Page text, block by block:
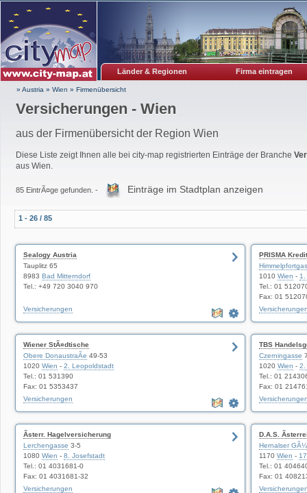
Länder & Regionen Firma eintragen
» Austria » Wien » Firmenübersicht
Versicherungen - Wien
aus der Firmenübersicht der Region Wien
Diese Liste zeigt Ihnen alle bei city-map registrierten Einträge der Branche
aus Wien.
85 EintrÃ¤ge gefunden. - Einträge im Stadtplan anzeigen
1 - 26 / 85
Sealogy Austria
Tauplitz 65
8983 Bad Mitterndorf
Tel.: +49 720 3040 970
Versicherungen
PRISMA
1010 Wien -
Tel.: 01
Fax: 01
Wiener StÃ¤dtische
Obere DonaustraÃe 49-53
1020 Wien - 2. Leopoldstadt
Tel.: 01 531390
Fax: 01 5353437
Versicherungen
TBS
Czerningasse
1020 Wien - 2.
Tel.: 01
Fax: 01
Ãsterr. Hagelversicherung
Lerchengasse 3-5
1080 Wien - 8. Josefstadt
Tel.: 01 4031681-0
Fax: 01 4031681-32
Versicherungen
D.A.S.
Hernalser
1170 Wien -
Tel.: 01
Fax: 01